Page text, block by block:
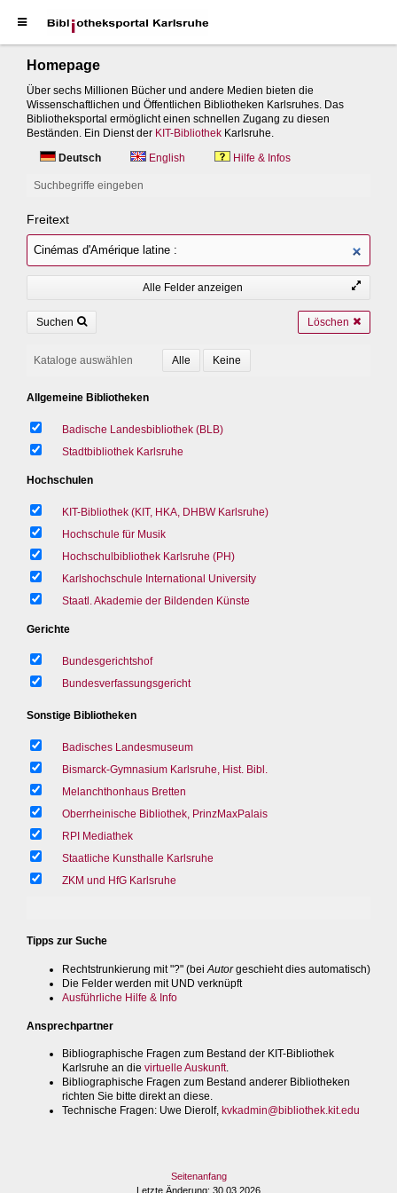
Homepage
Über sechs Millionen Bücher und andere Medien bieten die
Wissenschaftlichen und Öffentlichen Bibliotheken Karlsruhes. Das
Bibliotheksportal ermöglicht einen schnellen Zugang zu diesen
Beständen. Ein Dienst der KIT-Bibliothek Karlsruhe.
Deutsch
English Hilfe & Infos
Suchbegriffe eingeben
Freitext
Alle Felder anzeigen
Suchen Löschen
Kataloge auswählen
Allgemeine Bibliotheken
Badische Landesbibliothek (BLB)
Stadtbibliothek Karlsruhe
Hochschulen
KIT-Bibliothek (KIT, HKA, DHBW Karlsruhe)
Hochschule für Musik
Hochschulbibliothek Karlsruhe (PH)
Karlshochschule International University
Staatl. Akademie der Bildenden Künste
Gerichte
Bundesgerichtshof
Bundesverfassungsgericht
Sonstige Bibliotheken
Badisches Landesmuseum
Bismarck-Gymnasium Karlsruhe, Hist. Bibl.
Melanchthonhaus Bretten
Oberrheinische Bibliothek, PrinzMaxPalais
RPI Mediathek
Staatliche Kunsthalle Karlsruhe
ZKM und HfG Karlsruhe
Tipps zur Suche
Rechtstrunkierung mit "?" (bei Autorgeschieht dies automatisch)
Die Felder werden mit UND verknüpft
Ausführliche Hilfe & Info
Ansprechpartner
Bibliographische Fragen zum Bestand der KIT-Bibliothek
Karlsruhe an die virtuelle Auskunft.
Bibliographische Fragen zum Bestand anderer Bibliotheken
richten Sie bitte direkt an diese.
Technische Fragen: Uwe Dierolf, kvkadmin@bibliothek.kit.edu
Seitenanfang
Letzte Änderung: 30.03.2026